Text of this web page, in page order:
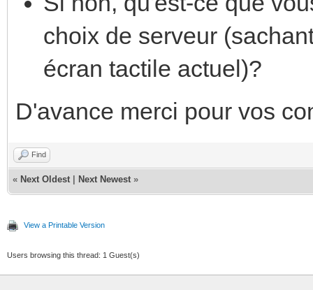
choix de serveur
écran tactile actuel)?
D'avance merci pour vos
Find
« Next Oldest Next Newest »
View a Printable Version
Users browsing this thread: 1 Guest(s)